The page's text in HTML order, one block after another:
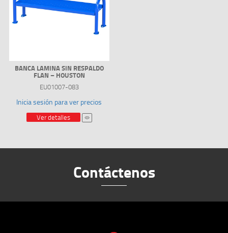
BANCA LAMINA SIN RESPALDO
FLAN – HOUSTON
EU01007-083
Inicia sesión para ver precios
Ver detalles
Contáctenos